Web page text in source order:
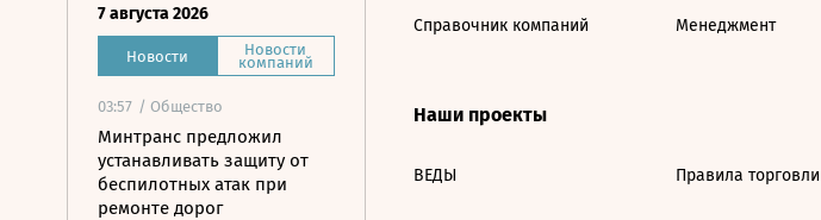
7 августа 2026
Новости Новости
компаний
03:57 / Общество
Минтранс предложил
устанавливать защиту от
беспилотных атак при
ремонте дорог
Справочник компаний Менеджмент
Наши проекты
ВЕДЫ Правила торговли